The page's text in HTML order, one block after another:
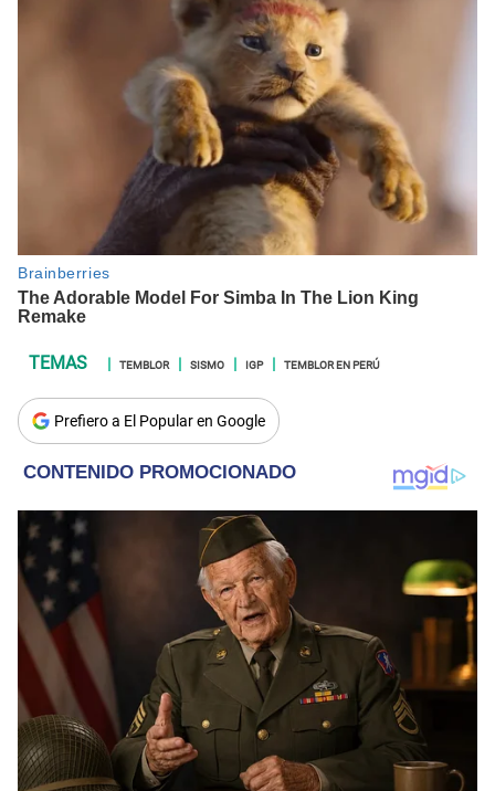
TEMBLOR SISMO IGP TEMBLOR EN PERÚ
Prefiero a El Popular en Google